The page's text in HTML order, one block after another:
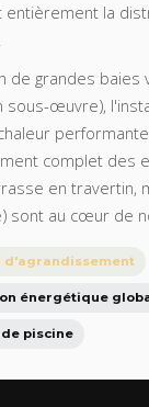
entièrement la
de grandes baies
sous-œuvre),
complet des
en travertin,
sont au cœur de
d'agrandissement
énergétique
piscine